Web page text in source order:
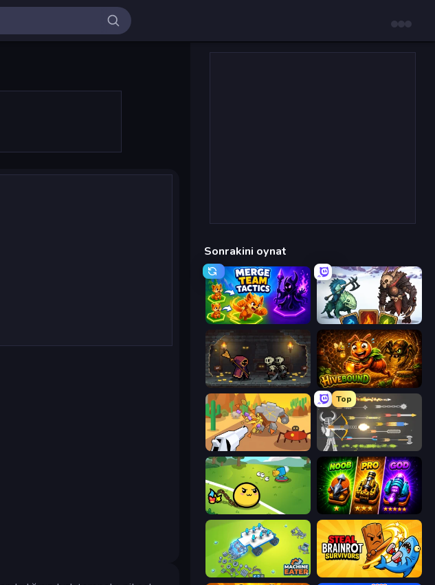
Sonrakini oynat
Merge Team Tactics Dark Stones: Card Battle RPG
Lost Dungeon Hivebound
Idle Gun Survivor
Top
Ragdoll Archers
Monster Mixer Idle Merge Survival
Machine Eater Steal Brainrot Survivors